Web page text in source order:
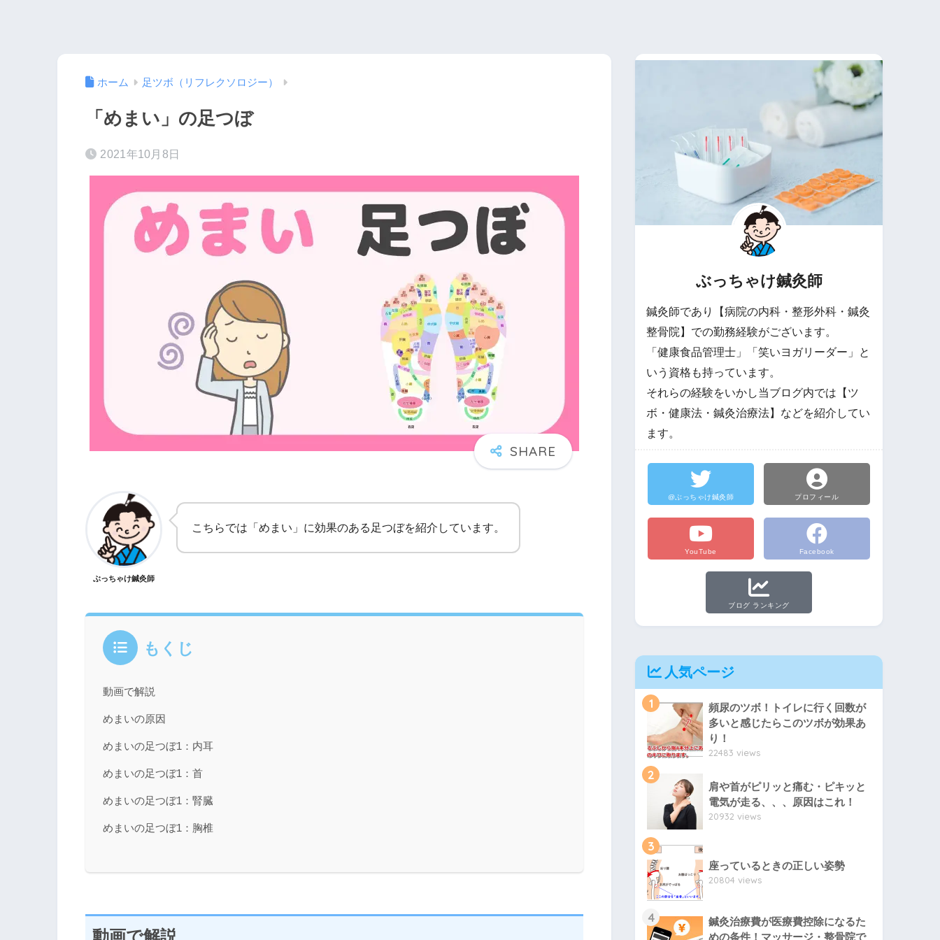
ホーム 足ツボ（リフレクソロジー）
「めまい」の足つぼ
2021年10月8日
ぶっちゃけ鍼灸師
こちらでは「めまい」に効果のある足つぼを紹介しています。
もくじ
動画で解説
めまいの原因
めまいの足つぼ1：内耳
めまいの足つぼ1：首
めまいの足つぼ1：腎臓
めまいの足つぼ1：胸椎
動画で解説
ぶっちゃけ鍼灸師
鍼灸師であり【病院の内科・整形外科・鍼灸
整骨院】での勤務経験がございます。
「健康食品管理士」「笑いヨガリーダー」と
いう資格も持っています。
それらの経験をいかし当ブログ内では【ツ
ボ・健康法・鍼灸治療法】などを紹介してい
ます。
@ぶっちゃけ鍼灸師 プロフィール
YouTube Facebook
ブログ ランキング
人気ページ
1
頻尿のツボ！トイレに行く回数が
多いと感じたらこのツボが効果あ
り！
22483 views
2
肩や首がピリッと痛む・ピキッと
電気が走る、、、原因はこれ！
20932 views
3
座っているときの正しい姿勢
20804 views
4
鍼灸治療費が医療費控除になるた
めの条件！マッサージ・整骨院で